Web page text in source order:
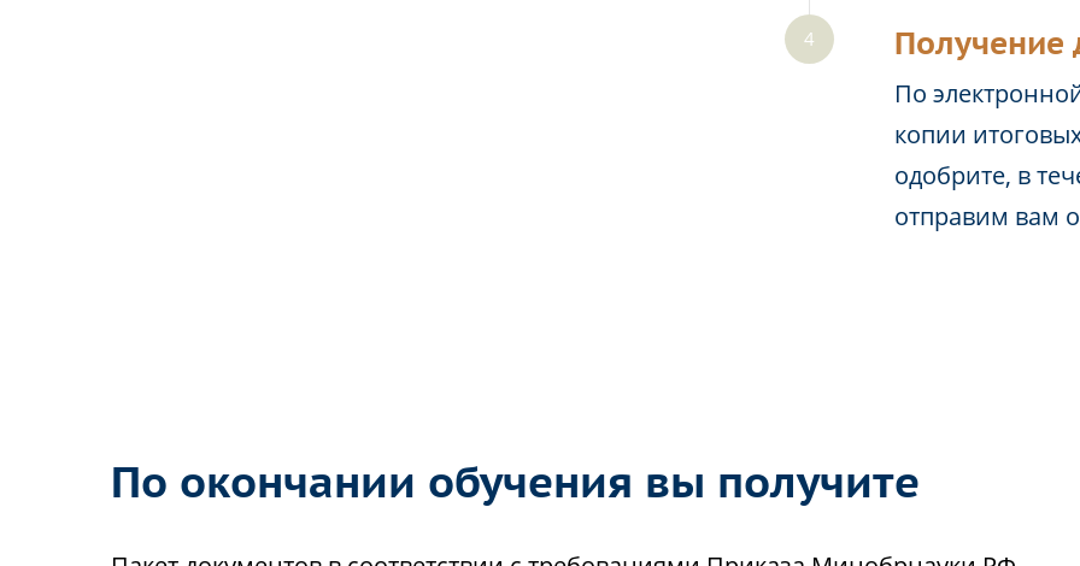
Получение
По
копии
одобрите, в
отправим вам
По окончании обучения вы получите